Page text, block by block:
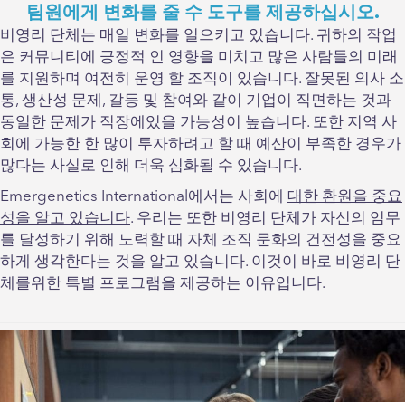
팀원에게 변화를 줄 수 도구를 제공하십시오.
비영리 단체는 매일 변화를 일으키고 있습니다. 귀하의 작업
은 커뮤니티에 긍정적 인 영향을 미치고 많은 사람들의 미래
를 지원하며 여전히 운영 할 조직이 있습니다. 잘못된 의사 소
통, 생산성 문제, 갈등 및 참여와 같이 기업이 직면하는 것과
동일한 문제가 직장에있을 가능성이 높습니다. 또한 지역 사
회에 가능한 한 많이 투자하려고 할 때 예산이 부족한 경우가
많다는 사실로 인해 더욱 심화될 수 있습니다.
Emergenetics International에서는 사회에 대한 환원을 중요
성을 알고 있습니다. 우리는 또한 비영리 단체가 자신의 임무
를 달성하기 위해 노력할 때 자체 조직 문화의 건전성을 중요
하게 생각한다는 것을 알고 있습니다. 이것이 바로 비영리 단
체를위한 특별 프로그램을 제공하는 이유입니다.